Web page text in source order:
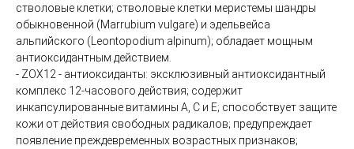
рассасывающимися нитями Аптос
УСТРАНЕНИЕ ЖИРОВЫХ ОТЛОЖЕНИЙ
Удаление жира липолитиками
стволовые клетки; стволовые клетки меристемы шандры
обыкновенной (Marrubium vulgare) и эдельвейса
альпийского (Leontopodium alpinum); обладает мощным
антиоксидантным действием.
- ZOX12 - антиоксиданты: эксклюзивный антиоксидантный
комплекс 12-часового действия; содержит
инкапсулированные витамины А, С и Е; способствует защите
кожи от действия свободных радикалов; предупреждает
появление преждевременных возрастных признаков;